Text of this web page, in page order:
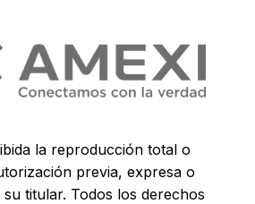
la reproducción total o
previa, expresa o
titular. Todos los derechos